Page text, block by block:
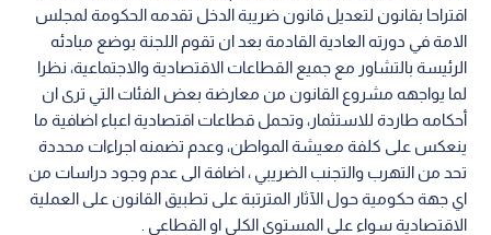
اقتراحا بقانون لتعديل قانون ضريبة الدخل تقدمه الحكومة لمجلس
الامة في دورته العادية القادمة بعد ان تقوم اللجنة بوضع مبادئه
الرئيسة بالتشاور مع جميع القطاعات الاقتصادية والاجتماعية، نظرا
لما يواجهه مشروع القانون من معارضة بعض الفئات التي ترى ان
أحكامه طاردة للاستثمار، وتحمل قطاعات اقتصادية اعباء اضافية ما
ينعكس على كلفة معيشة المواطن، وعدم تضمنه اجراءات محددة
تحد من التهرب والتجنب الضريبي ، اضافة الى عدم وجود دراسات من
اي جهة حكومية حول الآثار المترتبة على تطبيق القانون على العملية
الاقتصادية سواء على المستوى الكلي او القطاعي .